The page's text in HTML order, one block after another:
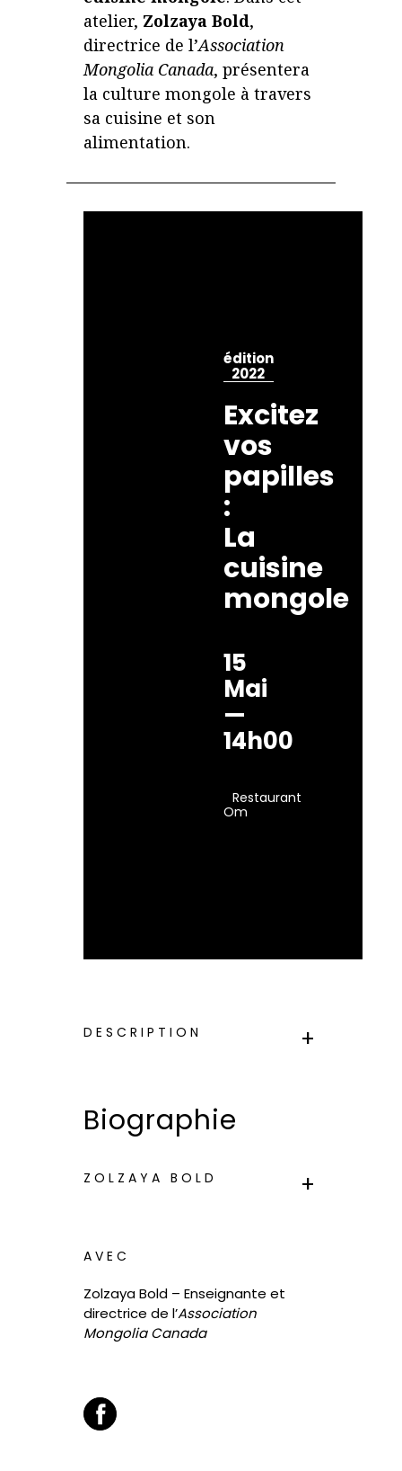
atelier, Zolzaya Bold,
directrice de l’Association
Mongolia Canada, présentera
la culture mongole à travers
sa cuisine et son
alimentation.
édition
2022
Excitez
vos
papilles
:
La
cuisine
mongole
15
Mai
—
14h00
Restaurant
Om
DESCRIPTION
Biographie
ZOLZAYA BOLD
AVEC
Zolzaya Bold – Enseignante et
directrice de l’Association
Mongolia Canada